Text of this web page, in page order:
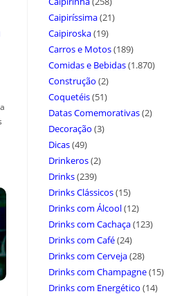
Caipiríssima(21)
Caipiroska(19)
Carros e Motos(189)
Comidas e Bebidas(1.870)
Construção (2)
Coquetéis(51)
Datas Comemorativas(2)
Decoração (3)
Dicas(49)
Drinkeros(2)
Drinks(239)
Drinks Clássicos(15)
Drinks com Álcool(12)
Drinks com Cachaça(123)
Drinks com Café(24)
Drinks com Cerveja(28)
Drinks com Champagne(15)
Drinks com Energético (14)